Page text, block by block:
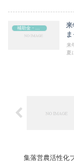
来
ま
来
夏
集落営農活性化